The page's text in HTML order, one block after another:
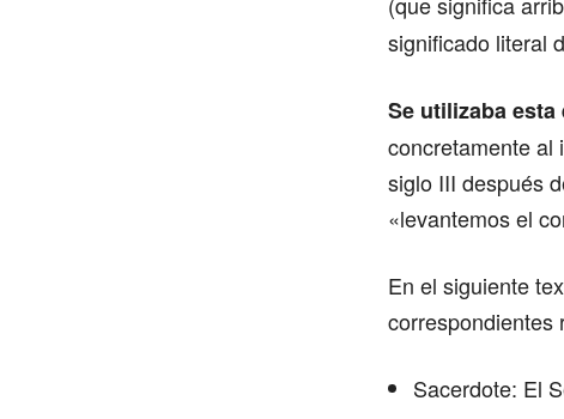
significado literal
Se utilizaba
concretamente al
siglo III después
«levantemos el
En el siguiente
correspondientes
Sacerdote: El